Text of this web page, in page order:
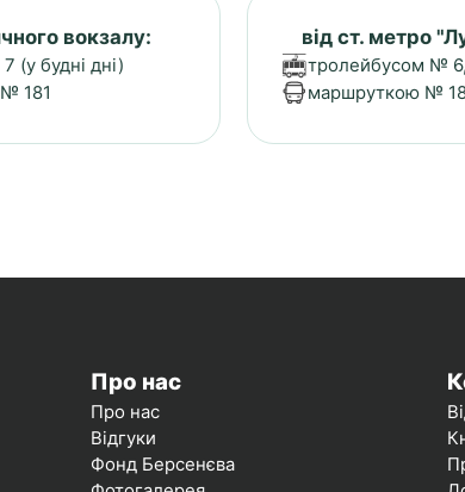
вокзалу:
(у будні дні)
181
від ст. метро
тролейбусом №
маршруткою №
Про нас
Про нас
Відгуки
Фонд Берсенєва